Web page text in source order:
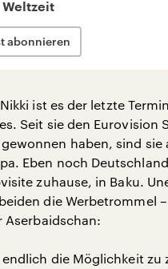
Weltzeit
abonnieren
ist es der letzte
Seit sie den Eurovision
haben, sind sie
Eben noch
zuhause, in Baku.
die Werbetrommel
Aserbaidschan:
endlich die Möglichkeit zu